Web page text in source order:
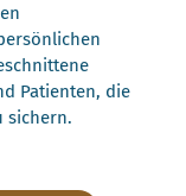
Patienten, die
sichern.